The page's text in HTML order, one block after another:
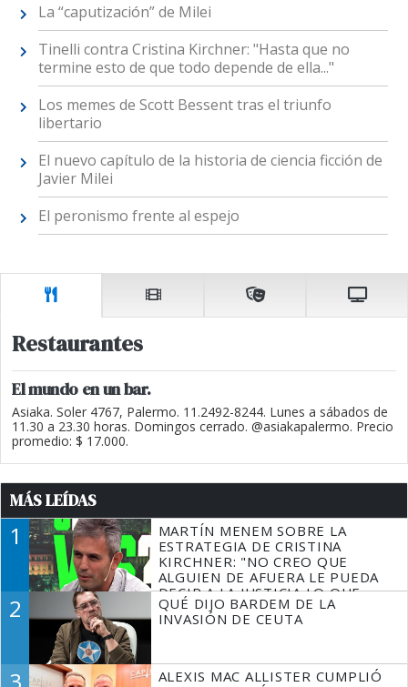
La “caputización” de Milei
Tinelli contra Cristina Kirchner: "Hasta que no
termine esto de que todo depende de ella..."
Los memes de Scott Bessent tras el triunfo
libertario
El nuevo capítulo de la historia de ciencia ficción de
Javier Milei
El peronismo frente al espejo
Restaurantes
El mundo en un bar.
Asiaka. Soler 4767, Palermo. 11.2492-8244. Lunes a sábados de
11.30 a 23.30 horas. Domingos cerrado. @asiakapalermo. Precio
promedio: $ 17.000.
MÁS LEÍDAS
1
MARTÍN MENEM SOBRE LA
ESTRATEGIA DE CRISTINA
KIRCHNER: "NO CREO QUE
ALGUIEN DE AFUERA LE PUEDA
DECIR A LA JUSTICIA LO QUE
TIENE QUE HACER"
2
QUÉ DIJO BARDEM DE LA
INVASIÓN DE CEUTA
ALEXIS MAC ALLISTER CUMPLIÓ